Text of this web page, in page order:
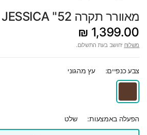
מאוורר תקרה 52" JESSICA
1,399.00 ₪
משלוח יחושב בעת התשלום.
צבע כנפיים: עץ מהגוני
הפעלה באמצעות: שלט